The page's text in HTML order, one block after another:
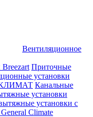
Вентиляционное
Приточные
установки
КЛИМАТ Канальные
установки
установки с
Climate